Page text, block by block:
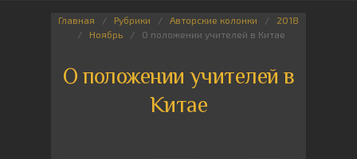
Главная Рубрики Авторские колонки
2018
Ноябрь
О положении учителей в Китае
О положении учителей в
Китае